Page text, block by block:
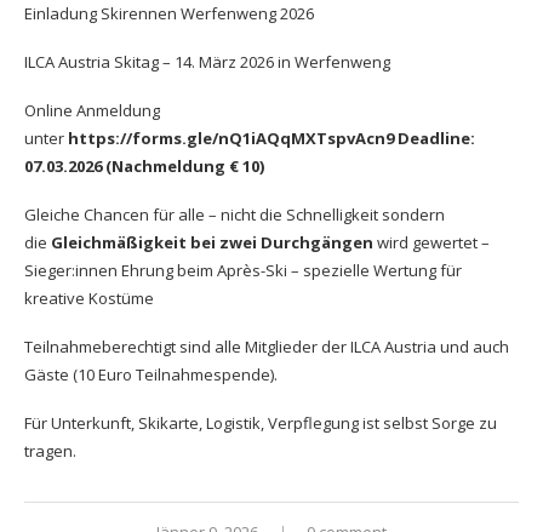
Einladung Skirennen Werfenweng 2026
ILCA Austria Skitag – 14. März 2026 in Werfenweng
Online Anmeldung
unter https://forms.gle/nQ1iAQqMXTspvAcn9Deadline:
07.03.2026 (Nachmeldung € 10)
Gleiche Chancen für alle – nicht die Schnelligkeit sondern
die Gleichmäßigkeit bei zwei Durchgängen wird gewertet –
Sieger:innen Ehrung beim Après-Ski – spezielle Wertung für
kreative Kostüme
Teilnahmeberechtigt sind alle Mitglieder der ILCA Austria und auch
Gäste (10 Euro Teilnahmespende).
Für Unterkunft, Skikarte, Logistik, Verpflegung ist selbst Sorge zu
tragen.